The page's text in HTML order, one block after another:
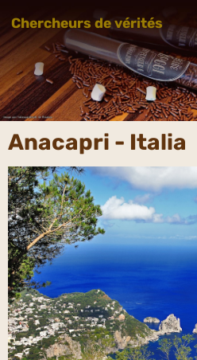
Chercheurs de vérités
Anacapri - Italia